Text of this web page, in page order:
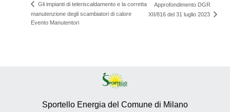
Gli impianti di teleriscaldamento e la corretta
manutenzione degli scambiatori di calore
Evento Manutentori
Approfondimento DGR
XII/816 del 31 luglio 2023
Sportello Energia del Comune di Milano